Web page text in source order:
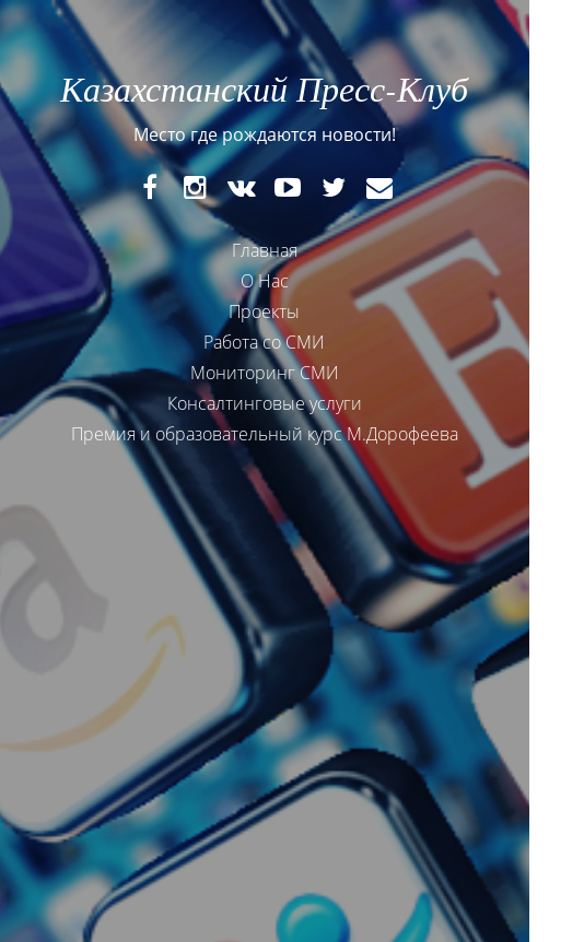
Казахстанский Пресс-Клуб
Место где рождаются новости!
FaceBookInstagram
VK YouTubeTwitterE-
mail
Главная
О Нас
Проекты
Работа со СМИ
Мониторинг СМИ
Консалтинговые услуги
Премия и образовательный курс М.Дорофеева